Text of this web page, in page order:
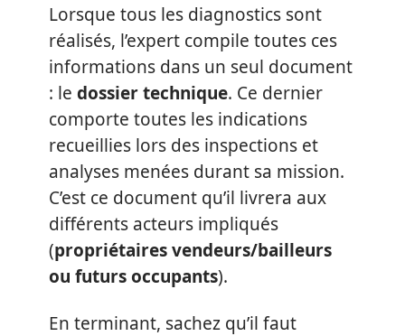
Lorsque tous les diagnostics sont
réalisés, l’expert compile toutes ces
informations dans un seul document
: le dossier technique. Ce dernier
comporte toutes les indications
recueillies lors des inspections et
analyses menées durant sa mission.
C’est ce document qu’il livrera aux
différents acteurs impliqués
(propriétaires vendeurs/bailleurs
ou futurs occupants).
En terminant, sachez qu’il faut